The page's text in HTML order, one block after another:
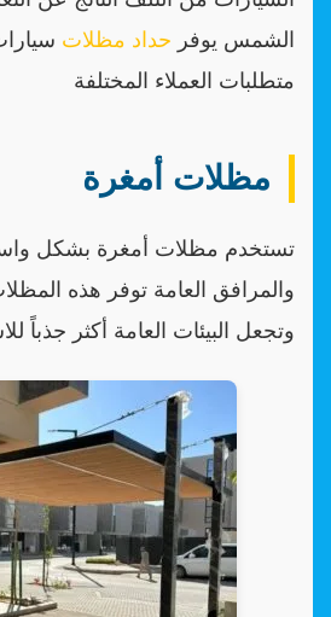
الشمس يوفر حداد مظلات
متطلبات العملاء المختلفة
مظلات أمغرة
تستخدم مظلات أمغرة بشكل
والمرافق العامة توفر هذه
وتجعل البيئات العامة أكثر جذباً